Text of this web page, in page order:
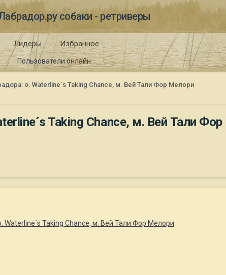
собаки - ретриверы
Пользователи онлайн
Лидеры Избранное
о. Waterline´s Taking Chance, м. Вей Тали Фор Мелори
Taking Chance, м. Вей Тали
Waterline´s Taking Chance, м. Вей Тали Фор Мелори